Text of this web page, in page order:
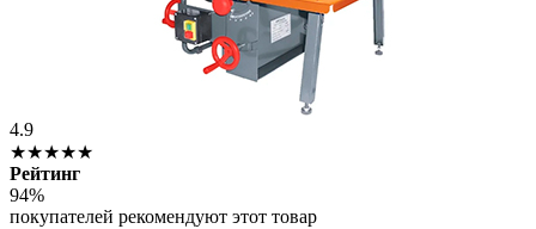
4.9
★★★★★
Рейтинг
94%
покупателей рекомендуют этот товар